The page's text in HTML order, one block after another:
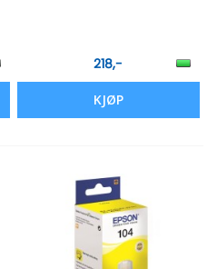
218,-
KJØP